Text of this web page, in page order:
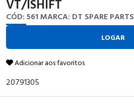
CÓD: 561 MARCA: DT SPARE PARTS
LOGAR
Adicionar aos favoritos
20791305